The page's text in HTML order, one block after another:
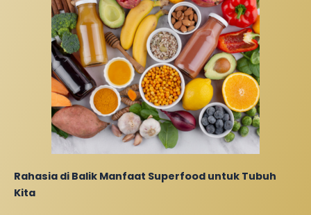
Rahasia di Balik Manfaat Superfood untuk Tubuh
Kita